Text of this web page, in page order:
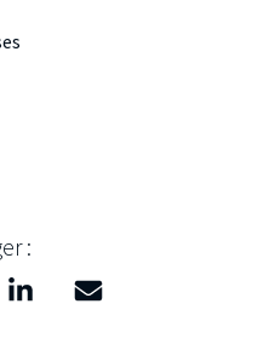
:
LinkedInMail